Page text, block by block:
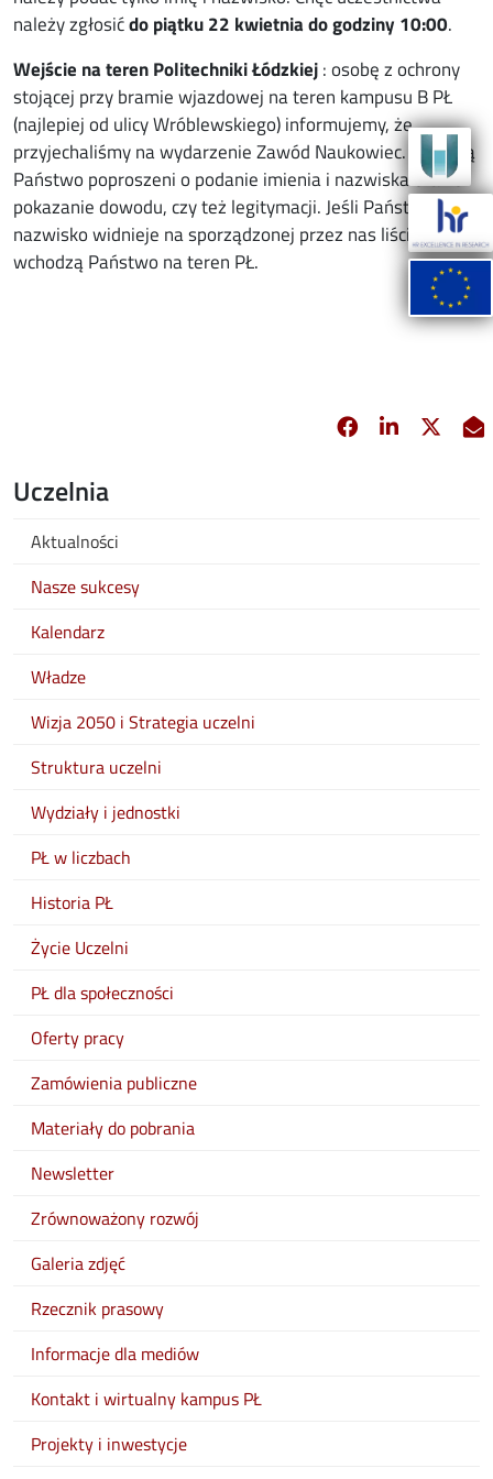
należy zgłosićdo piątku 22 kwietnia do godziny 10:00.
Wejście na teren Politechniki Łódzkiej: osobę z ochrony
stojącej przy bramie wjazdowej na teren kampusu B PŁ
(najlepiej od ulicy Wróblewskiego) informujemy, że
przyjechaliśmy na wydarzenie Zawód Naukowiec. Zostaną
Państwo poproszeni o podanie imienia i nazwiska oraz o
pokazanie dowodu, czy też legitymacji. Jeśli Państwa
nazwisko widnieje na sporządzonej przez nas liście
wchodzą Państwo na teren PŁ.
Facebook
opens in new
Linkedin
opens in
X
Uczelnia
Aktualności
Nasze sukcesy
Kalendarz
Władze
Wizja 2050 i Strategia uczelni
Struktura uczelni
Wydziały i jednostki
PŁ w liczbach
Historia PŁ
Życie Uczelni
PŁ dla społeczności
Oferty pracy
Zamówienia publiczne
Materiały do pobrania
Newsletter
Zrównoważony rozwój
Galeria zdjęć
Rzecznik prasowy
Informacje dla mediów
Kontakt i wirtualny kampus PŁ
Projekty i inwestycje